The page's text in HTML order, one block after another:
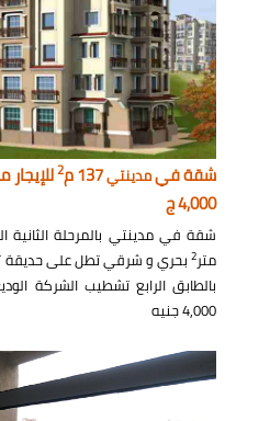
شقة فيمدينتي 2
4,000 ج
شقة في مدينتي بالمرحلة الثانية
متر2
بالطابق الرابع تشطيب الشركة
4,000 جنيه